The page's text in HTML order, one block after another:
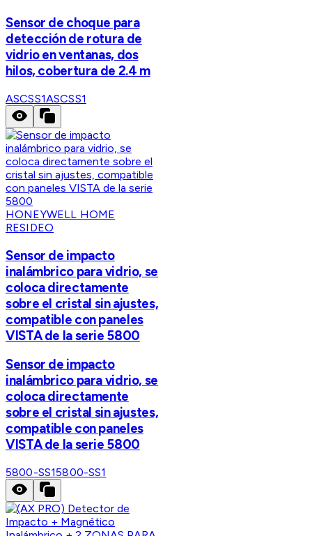
Sensor de choque para
detección de rotura de
vidrio en ventanas, dos
hilos, cobertura de 2.4 m
ASCSS1ASCSS1
HONEYWELL HOME
RESIDEO
Sensor de impacto
inalámbrico para vidrio, se
coloca directamente
sobre el cristal sin ajustes,
compatible con paneles
VISTA de la serie 5800
Sensor de impacto
inalámbrico para vidrio, se
coloca directamente
sobre el cristal sin ajustes,
compatible con paneles
VISTA de la serie 5800
5800-SS15800-SS1